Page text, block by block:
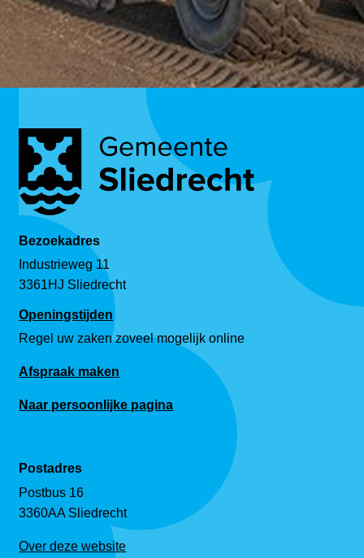
Bezoekadres
Industrieweg 11
3361HJ Sliedrecht
Openingstijden
Regel uw zaken zoveel mogelijk online
Afspraak maken
Naar persoonlijke pagina
Postadres
Postbus 16
3360AA Sliedrecht
Over deze website